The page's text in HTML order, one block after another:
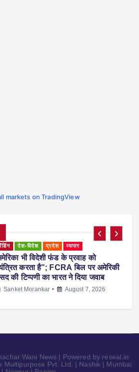
markets on TradingView
देश-विदेश प्रदेश महाराष्ट्र
में नकली ‘एनालॉग पनीर’ पर 1 साल
प्रतिबंध, होटल-रेस्टोरेंट में उपयोग करने पर
सख्त कार्रवाई
Sanket Morankar August 5, 2026
Wani News | Powered by reseal.in
Multipurpose Pvt. Ltd. | Nashik | Mumbai